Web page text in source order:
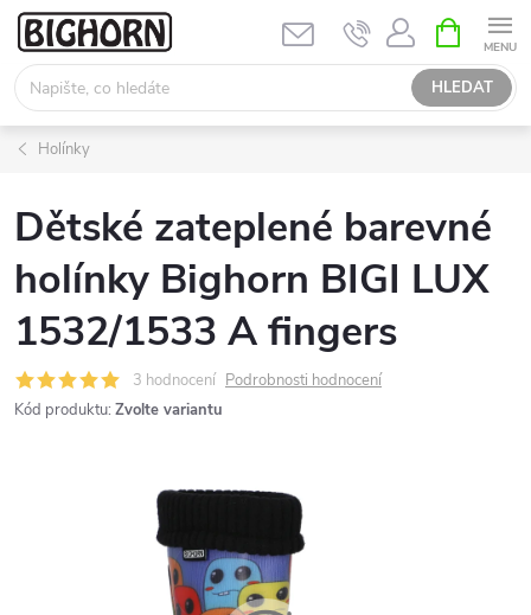
Přejít
obsah
HLEDAT
NÁKUPNÍ
KOŠÍK
Holínky
Dětské zateplené barevné
holínky Bighorn BIGI LUX
1532/1533 A fingers
3 hodnocení Podrobnosti hodnocení
Kód produktu: Zvolte variantu